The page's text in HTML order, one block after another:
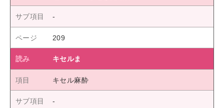
209
キセルま
キセル麻酔